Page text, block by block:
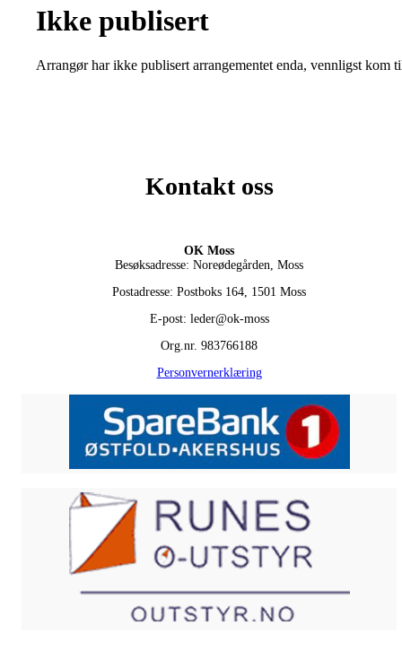
Ikke publisert
Arrangør har ikke publisert arrangementet enda, vennligst kom
Kontakt oss
OK Moss
Besøksadresse: Noreødegården, Moss
Postadresse: Postboks 164, 1501 Moss
E-post: leder@ok-moss
Org.nr. 983766188
Personvernerklæring